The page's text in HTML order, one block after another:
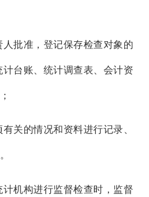
批准，登记保存检查对象的
台账、统计调查表、会计资
的情况和资料进行记录、
机构进行监督检查时，监督